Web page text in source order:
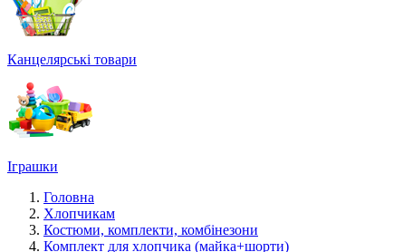
Канцелярські товари
Іграшки
Головна
Хлопчикам
Костюми, комплекти, комбінезони
Комплект для хлопчика (майка+шорти)